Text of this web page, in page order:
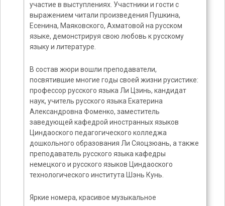
участие в выступлениях. Участники и гости с
выражением читали произведения Пушкина,
Есенина, Маяковского, Ахматовой на русском
языке, демонстрируя свою любовь к русскому
языку и литературе.
В состав жюри вошли преподаватели,
посвятившие многие годы своей жизни русистике:
профессор русского языка Ли Цзинь, кандидат
наук, учитель русского языка Екатерина
Александровна Фоменко, заместитель
заведующей кафедрой иностранных языков
Циндаоского педагогического колледжа
дошкольного образования Ли Сяоцзюань, а также
преподаватель русского языка кафедры
немецкого и русского языков Циндаоского
технологического института Шэнь Кунь.
Яркие номера, красивое музыкальное